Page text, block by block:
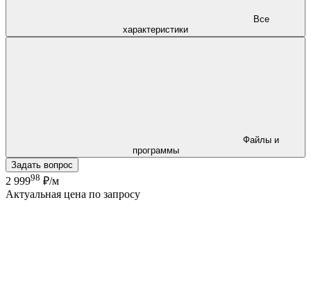
характеристики
программы
Задать вопрос
2 99998 ₽/м
Актуальная цена по запросу